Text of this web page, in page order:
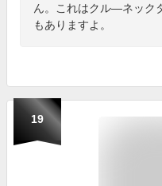
ん。これはクル―ネック
もありますよ。
19